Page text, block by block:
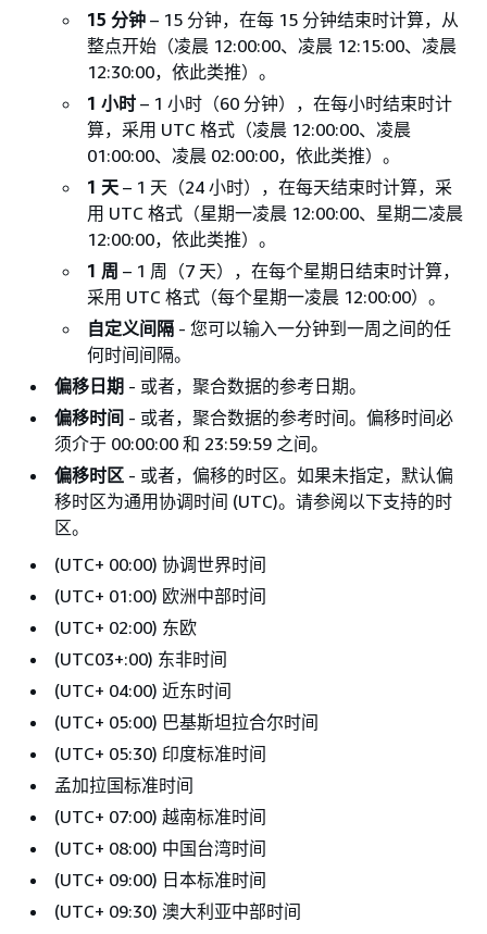
15 分钟 – 15 分钟，在每 15 分钟结束时计算，从
整点开始（凌晨 12:00:00、凌晨 12:15:00、凌晨
12:30:00，依此类推）。
1 小时 – 1 小时（60 分钟），在每小时结束时计
算，采用 UTC 格式（凌晨 12:00:00、凌晨
01:00:00、凌晨 02:00:00，依此类推）。
1 天 – 1 天（24 小时），在每天结束时计算，采
用 UTC 格式（星期一凌晨 12:00:00、星期二凌晨
12:00:00，依此类推）。
1 周 – 1 周（7 天），在每个星期日结束时计算，
采用 UTC 格式（每个星期一凌晨 12:00:00）。
自定义间隔 - 您可以输入一分钟到一周之间的任
何时间间隔。
偏移日期 - 或者，聚合数据的参考日期。
偏移时间 - 或者，聚合数据的参考时间。偏移时间必
须介于 00:00:00 和 23:59:59 之间。
偏移时区 - 或者，偏移的时区。如果未指定，默认偏
移时区为通用协调时间 (UTC)。请参阅以下支持的时
区。
(UTC+ 00:00) 协调世界时间
(UTC+ 01:00) 欧洲中部时间
(UTC+ 02:00) 东欧
(UTC03+:00) 东非时间
(UTC+ 04:00) 近东时间
(UTC+ 05:00) 巴基斯坦拉合尔时间
(UTC+ 05:30) 印度标准时间
孟加拉国标准时间
(UTC+ 07:00) 越南标准时间
(UTC+ 08:00) 中国台湾时间
(UTC+ 09:00) 日本标准时间
(UTC+ 09:30) 澳大利亚中部时间